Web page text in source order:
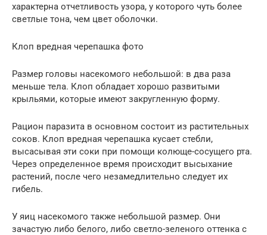
характерна отчетливость узора, у которого чуть более
светлые тона, чем цвет оболочки.
Клоп вредная черепашка фото
Размер головы насекомого небольшой: в два раза
меньше тела. Клоп обладает хорошо развитыми
крыльями, которые имеют закругленную форму.
Рацион паразита в основном состоит из растительных
соков. Клоп вредная черепашка кусает стебли,
высасывая эти соки при помощи колюще-сосущего рта.
Через определенное время происходит высыхание
растений, после чего незамедлительно следует их
гибель.
У яиц насекомого также небольшой размер. Они
зачастую либо белого, либо светло-зеленого оттенка с